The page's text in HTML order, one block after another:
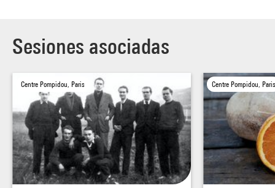
Sesiones asociadas
Centre Pompidou, Paris Centre Pompidou,